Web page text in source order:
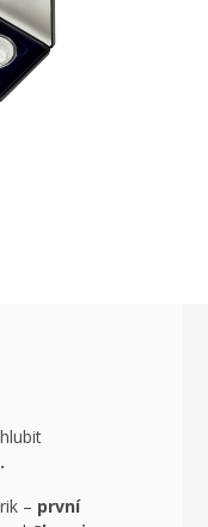
– první